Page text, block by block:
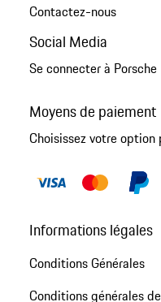
Contactez-nous
Social Media
Se connecter à Porsche
Moyens de paiement
Choisissez votre option
Informations légales
Conditions Générales
Conditions générales